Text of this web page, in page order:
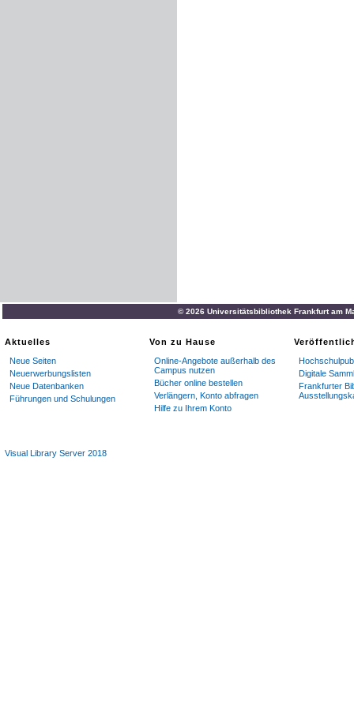
© 2026 Universitätsbibliothek Frankfurt am
Aktuelles
Neue Seiten
Neuerwerbungslisten
Neue Datenbanken
Führungen und Schulungen
Von zu Hause
Online-Angebote außerhalb des
Campus nutzen
Bücher online bestellen
Verlängern, Konto abfragen
Hilfe zu Ihrem Konto
Digitale
Frankfurter
Visual Library Server 2018